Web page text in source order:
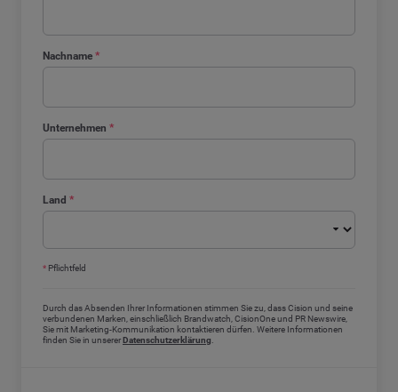
Nachname *
Unternehmen *
Land *
* Pflichtfeld
Durch das Absenden Ihrer Informationen stimmen Sie zu, dass Cision und seine
verbundenen Marken, einschließlich Brandwatch, CisionOne und PR Newswire,
Sie mit Marketing-Kommunikation kontaktieren dürfen. Weitere Informationen
finden Sie in unsererDatenschutzerklärung